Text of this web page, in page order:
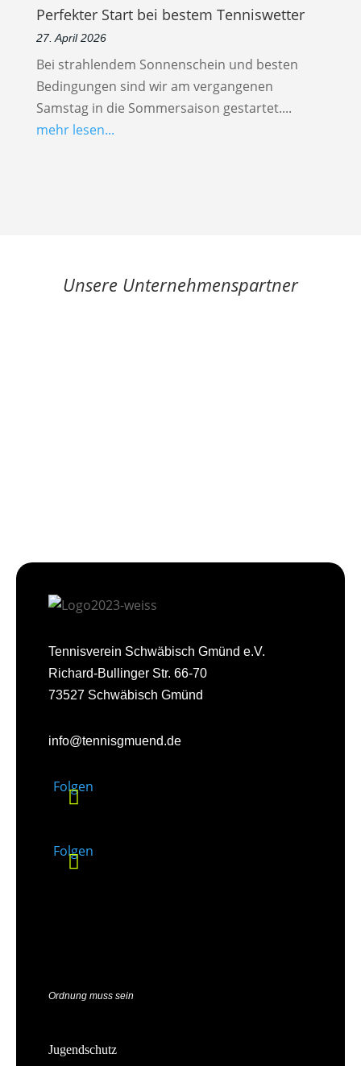
Perfekter Start bei bestem Tenniswetter
27. April 2026
Bei strahlendem Sonnenschein und besten
Bedingungen sind wir am vergangenen
Samstag in die Sommersaison gestartet....
mehr lesen...
Unsere Unternehmenspartner
Tennisverein Schwäbisch Gmünd e.V.
Richard-Bullinger Str. 66-70
73527 Schwäbisch Gmünd
info@tennisgmuend.de
Folgen
Folgen
Ordnung muss sein
Jugendschutz